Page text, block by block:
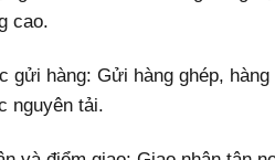
cao.
gửi hàng: Gửi hàng ghép,
nguyên tải.